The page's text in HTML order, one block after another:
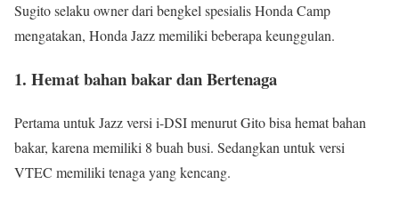
Sugito selaku owner dari bengkel spesialis Honda Camp
mengatakan, Honda Jazz memiliki beberapa keunggulan.
1. Hemat bahan bakar dan Bertenaga
Pertama untuk Jazz versi i-DSI menurut Gito bisa hemat bahan
bakar, karena memiliki 8 buah busi. Sedangkan untuk versi
VTEC memiliki tenaga yang kencang.